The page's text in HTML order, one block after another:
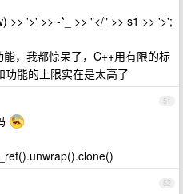
>> '>' >> -*_ >> "</" >> s1 >> '>';
，我都惊呆了，C++用有限的标
能的上限实在是太高了
51
52